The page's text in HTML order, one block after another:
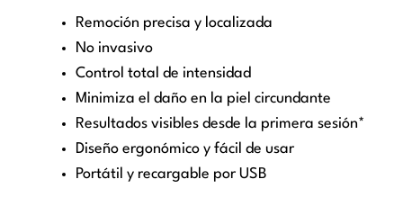
Remoción precisa y localizada
No invasivo
Control total de intensidad
Minimiza el daño en la piel circundante
Resultados visibles desde la primera sesión*
Diseño ergonómico y fácil de usar
Portátil y recargable por USB